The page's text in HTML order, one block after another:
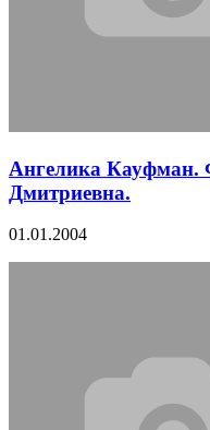
Ангелика Кауфман.
Дмитриевна.
01.01.2004